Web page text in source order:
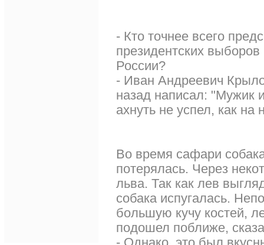
- Кто точнее всего
президентских выборов
России?
- Иван Андреевич
назад написал: "Мужик
ахнуть не успел, как на
Во время сафари
потерялась. Через
льва. Так как лев
собака испугалась.
большую кучу костей,
подошел поближе,